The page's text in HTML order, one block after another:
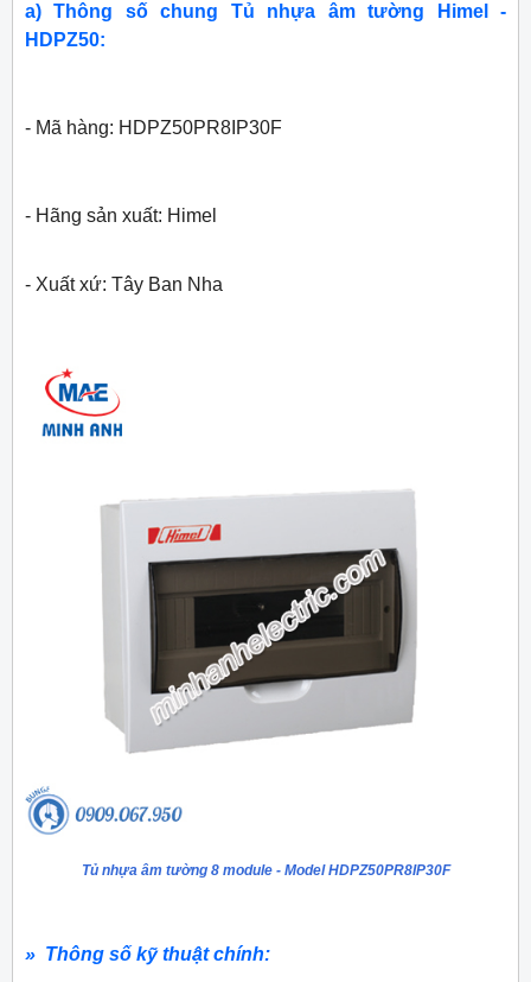
a) Thông số chung Tủ nhựa âm tường Himel -
HDPZ50:
- Mã hàng: HDPZ50PR8IP30F
- Hãng sản xuất: Himel
- Xuất xứ: Tây Ban Nha
Tủ nhựa âm tường 8 module - Model HDPZ50PR8IP30F
» Thông số kỹ thuật chính: